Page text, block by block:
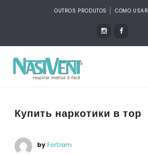
OUTROS PRODUTOS COMO USAR
Купить наркотики в тор
byFortram